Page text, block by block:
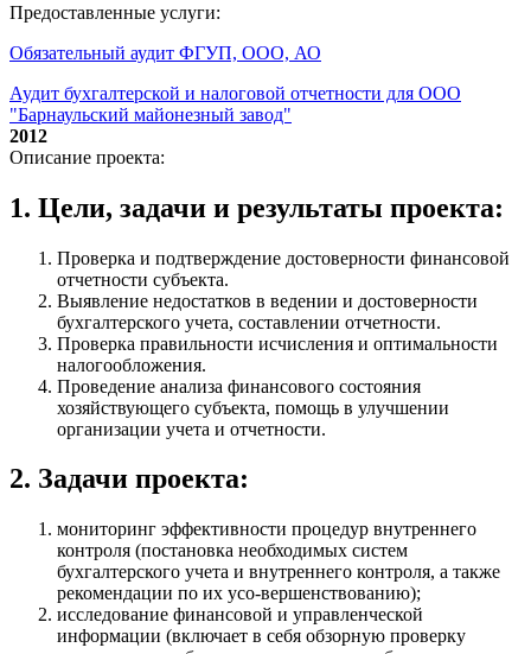
Предоставленные услуги:
Обязательный аудит ФГУП, ООО, АО
Аудит бухгалтерской и налоговой отчетности для ООО
"Барнаульский майонезный завод"
2012
Описание проекта:
1. Цели, задачи и результаты проекта:
Проверка и подтверждение достоверности финансовой
отчетности субъекта.
Выявление недостатков в ведении и достоверности
бухгалтерского учета, составлении отчетности.
Проверка правильности исчисления и оптимальности
налогообложения.
Проведение анализа финансового состояния
хозяйствующего субъекта, помощь в улучшении
организации учета и отчетности.
2. Задачи проекта:
мониторинг эффективности процедур внутреннего
контроля (постановка необходимых систем
бухгалтерского учета и внутреннего контроля, а также
рекомендации по их усо-вершенствованию);
исследование финансовой и управленческой
информации (включает в себя обзорную проверку